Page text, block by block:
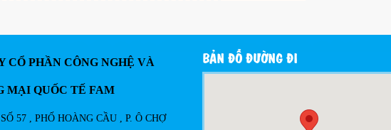
CỔ PHẦN CÔNG NGHỆ VÀ
MẠI QUỐC TẾ FAM
SỐ 57 , PHỐ HOÀNG CẦU , P. Ô CHỢ
BẢN ĐỒ ĐƯỜNG ĐI